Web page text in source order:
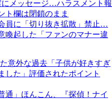
メッセージ…ハラスメント報
ト欄は閉鎖のまま
員に「切り抜き拡散」禁止…
喚起した「ファンのマナー違
意外な過去「子供が好きすぎ
した」評価されたポイント
通」ほんこん、『探偵！ナイ